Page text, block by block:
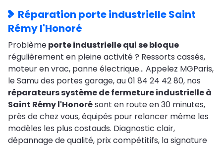
Réparation porte industrielle Saint
Rémy l'Honoré
Problèmeporte industrielle qui se bloque
régulièrement en pleine activité ? Ressorts cassés,
moteur en vrac, panne électrique… Appelez MGParis,
le Samu des portes garage, au 01 84 24 42 80, nos
réparateurs système de fermeture industrielle à
Saint Rémy l'Honorésont en route en 30 minutes,
près de chez vous, équipés pour relancer même les
modèles les plus costauds. Diagnostic clair,
dépannage de qualité, prix compétitifs, la signature